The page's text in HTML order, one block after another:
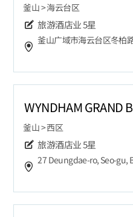
釜山 > 海云台区
旅游酒店业5星
釜山广域市海云台区冬柏
WYNDHAM GRAND
釜山 > 西区
旅游酒店业5星
27 Deungdae-ro, Seo-gu,